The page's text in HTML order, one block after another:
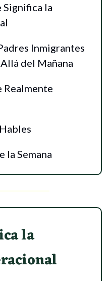
Significa la
Inmigrantes
del Mañana
Realmente
la Semana
la